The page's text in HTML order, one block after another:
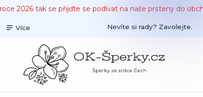
2026 tak se přijďte se podívat na naše prsteny do
Více Nevíte si rady? Zavolejte.